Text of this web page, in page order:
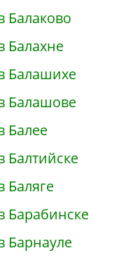
Балаково
Балахне
Балашихе
Балашове
Балее
Балтийске
Баляге
Барабинске
Барнауле